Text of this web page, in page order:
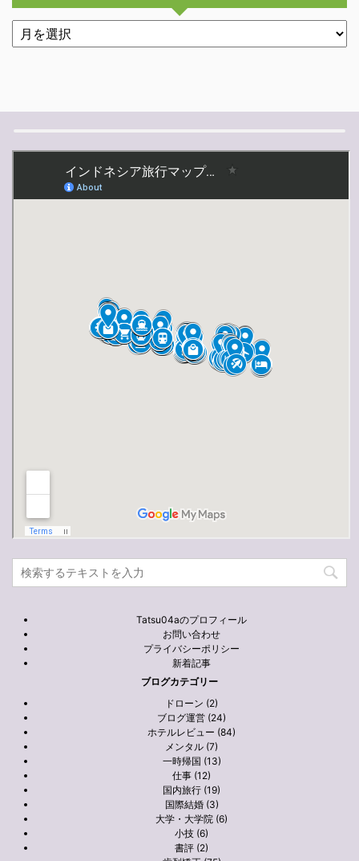
Tatsu04aのプロフィール
お問い合わせ
プライバシーポリシー
新着記事
ブログカテゴリー
ドローン (2)
ブログ運営 (24)
ホテルレビュー (84)
メンタル (7)
一時帰国 (13)
仕事 (12)
国内旅行 (19)
国際結婚 (3)
大学・大学院 (6)
小技 (6)
書評 (2)